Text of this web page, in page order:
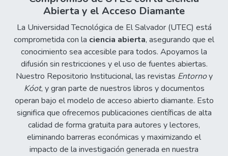
Abierta y el Acceso Diamante
La Universidad Tecnológica de El Salvador (UTEC) está
comprometida con la ciencia abierta, asegurando que el
conocimiento sea accesible para todos. Apoyamos la
difusión sin restricciones y el uso de fuentes abiertas.
Nuestro Repositorio Institucional, las revistas Entornoy
Kóot, y gran parte de nuestros libros y documentos
operan bajo el modelo de acceso abierto diamante. Esto
significa que ofrecemos publicaciones científicas de alta
calidad de forma gratuita para autores y lectores,
eliminando barreras económicas y maximizando el
impacto de la investigación generada en nuestra